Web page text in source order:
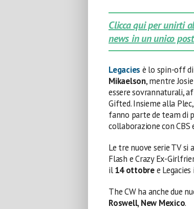
Clicca qui per unirti
news in un unico
Legacies è lo spin-off
Mikaelson, mentre
essere sovrannaturali,
Gifted. Insieme alla
fanno parte de team di
collaborazione con CBS
Le tre nuove serie TV si
Flash e Crazy Ex-
il14 ottobree Legacies
The CW ha anche due
Roswell, New Mexico.